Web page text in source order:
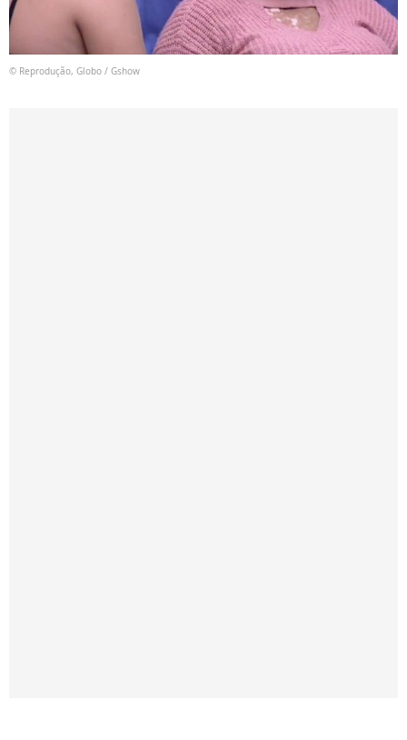
© Reprodução, Globo / Gshow